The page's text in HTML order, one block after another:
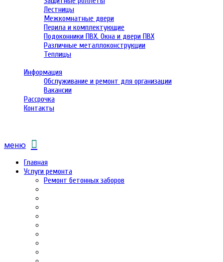
Лестницы
Межкомнатные двери
Перила и комплектующие
Подоконники ПВХ. Окна и двери ПВХ
Различные металлоконструкции
Теплицы
Информация
Обслуживание и ремонт для организации
Вакансии
Рассрочка
Контакты
меню
Главная
Услуги ремонта
Ремонт бетонных заборов